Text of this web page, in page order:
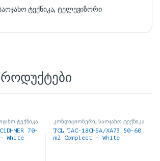
ტექნიკა,ტელევიზორი
ტექნიკა
70-
White
კონდიციონერი,საოჯახო ტექნიკა
TCL TAC-18CHSA/XA73 50-60
m2 Complect – White